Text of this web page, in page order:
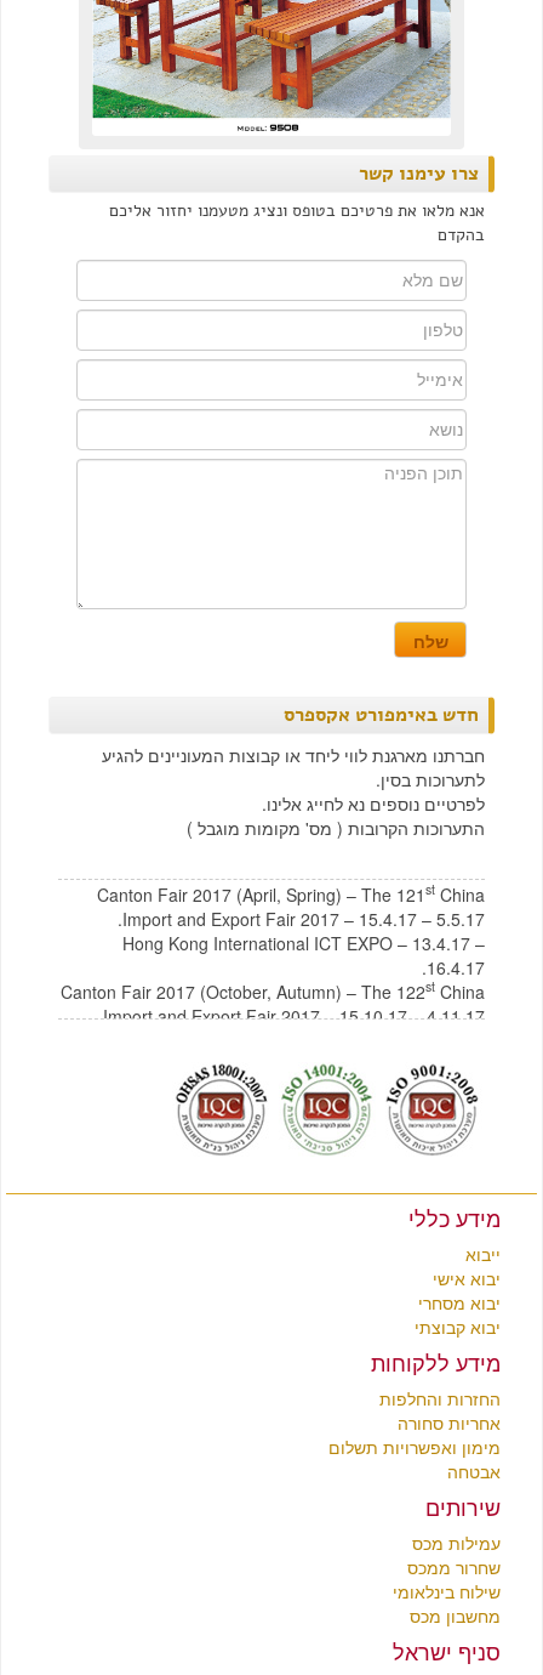
צרו עימנו קשר
אנא מלאו את פרטיכם בטופס ונציג מטעמנו יחזור אליכם
בהקדם
חדש באימפורט אקספרס
חברתנו מארגנת לווי ליחד או קבוצות המעוניינים להגיע
לתערוכות בסין.
לפרטיים נוספים נא לחייג אלינו.
התערוכות הקרובות ( מס' מקומות מוגבל )
Canton Fair 2017 (April, Spring) – The 121 stChina
Import and Export Fair 2017 – 15.4.17 – 5.5.17.
Hong Kong International ICT EXPO – 13.4.17 –
16.4.17.
Canton Fair 2017 (October, Autumn) – The 122 stChina
Import and Export Fair 2017 – 15.10.17 – 4.11.17
לצפייה בקטלוג רהיטים מסיןלחץ כאן
מידע כללי
ייבוא
יבוא אישי
יבוא מסחרי
יבוא קבוצתי
מידע ללקוחות
החזרות והחלפות
אחריות סחורה
מימון ואפשרויות תשלום
אבטחה
שירותים
עמילות מכס
שחרור ממכס
שילוח בינלאומי
מחשבון מכס
סניף ישראל